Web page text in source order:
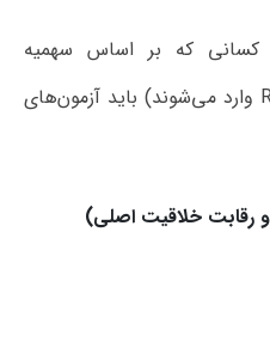
که بر اساس سهمیه
بین‌المللی Rossotrudnichestvo وارد می‌شوند) باید آزمون‌های
رقابت خلاقیت اصلی)